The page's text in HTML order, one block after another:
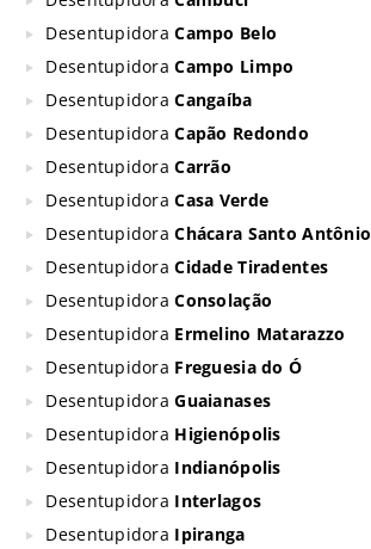
DesentupidoraCampo Belo
DesentupidoraCampo Limpo
DesentupidoraCangaíba
DesentupidoraCapão Redondo
DesentupidoraCarrão
DesentupidoraCasa Verde
DesentupidoraChácara Santo Antônio
DesentupidoraCidade Tiradentes
DesentupidoraConsolação
Desentupidora Ermelino Matarazzo
Desentupidora Freguesia do Ó
DesentupidoraGuaianases
Desentupidora Higienópolis
Desentupidora Indianópolis
Desentupidora Interlagos
Desentupidora Ipiranga